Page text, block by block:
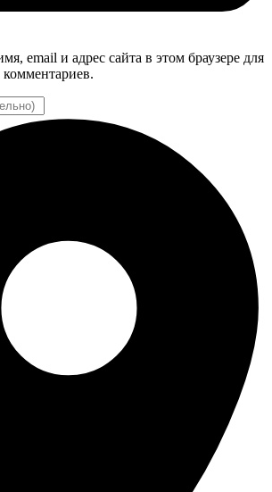
email и адрес сайта в этом браузере для